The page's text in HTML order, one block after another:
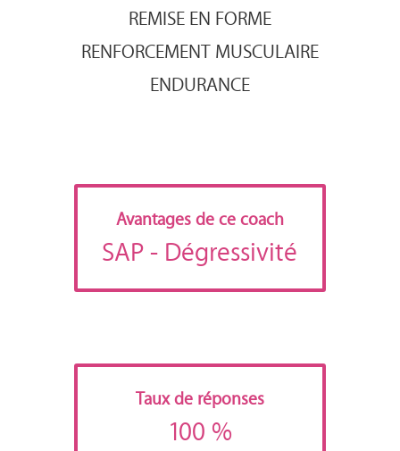
REMISE EN FORME
RENFORCEMENT MUSCULAIRE
ENDURANCE
Avantages de ce coach
SAP- Dégressivité
Taux de réponses
100 %